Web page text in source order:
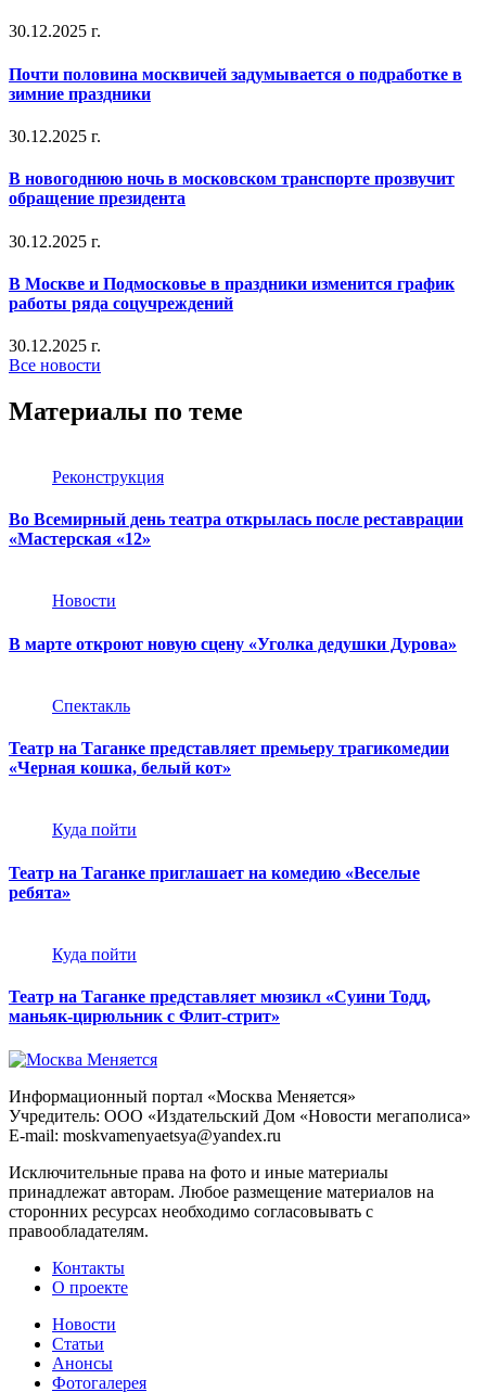
30.12.2025 г.
Почти половина москвичей задумывается о подработке в
зимние праздники
30.12.2025 г.
В новогоднюю ночь в московском транспорте прозвучит
обращение президента
30.12.2025 г.
В Москве и Подмосковье в праздники изменится график
работы ряда соцучреждений
30.12.2025 г.
Все новости
Материалы по теме
Реконструкция
Во Всемирный день театра открылась после реставрации
«Мастерская «12»
Новости
В марте откроют новую сцену «Уголка дедушки Дурова»
Спектакль
Театр на Таганке представляет премьеру трагикомедии
«Черная кошка, белый кот»
Куда пойти
Театр на Таганке приглашает на комедию «Веселые
ребята»
Куда пойти
Театр на Таганке представляет мюзикл «Суини Тодд,
маньяк-цирюльник с Флит-стрит»
Информационный портал «Москва Меняется»
Учредитель: ООО «Издательский Дом «Новости мегаполиса»
E-mail: moskvamenyaetsya@yandex.ru
Исключительные права на фото и иные материалы
принадлежат авторам. Любое размещение материалов на
сторонних ресурсах необходимо согласовывать с
правообладателям.
Контакты
О проекте
Новости
Статьи
Анонсы
Фотогалерея